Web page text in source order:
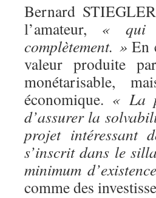
Bernard
l’amateur, « qui
complètement. » En
valeur produite
monétarisable,
économique. « La
d’assurer la
projet intéressant
s’inscrit dans le
minimum
comme des